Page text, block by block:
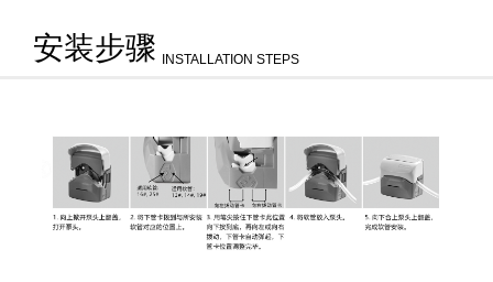
安装步骤 INSTALLATION STEPS